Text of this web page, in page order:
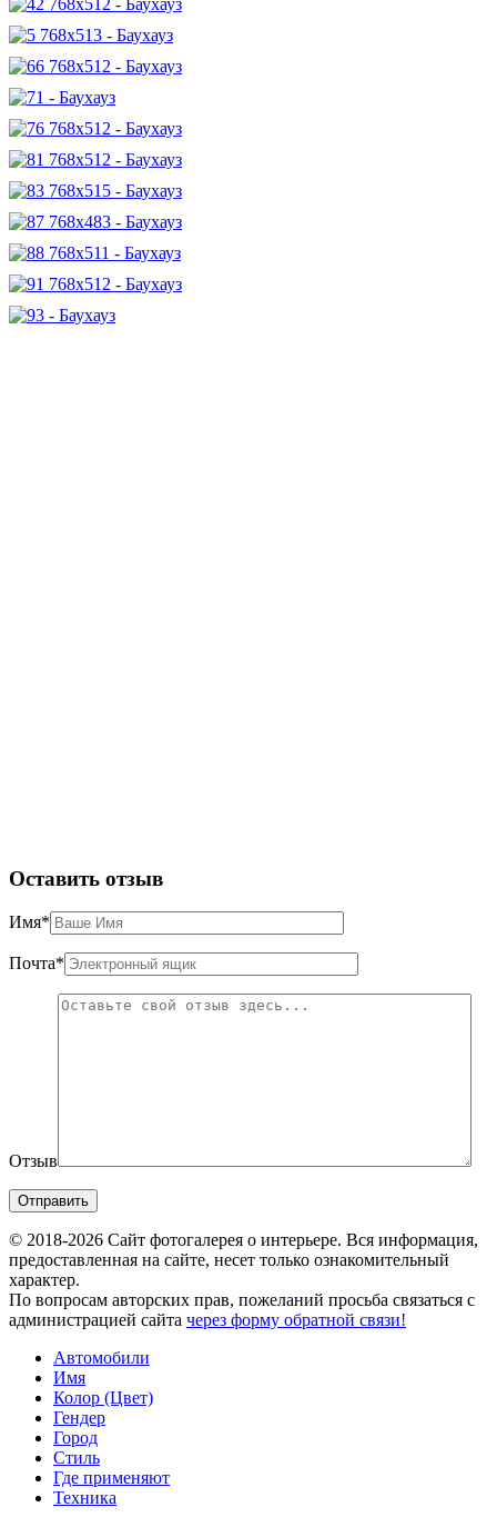
Оставить отзыв
Имя*
Почта*
Отзыв
© 2018-2026 Сайт фотогалерея о интерьере. Вся информация,
предоставленная на сайте, несет только ознакомительный
характер.
По вопросам авторских прав, пожеланий просьба связаться с
администрацией сайта через форму обратной связи!
Автомобили
Имя
Колор (Цвет)
Гендер
Город
Стиль
Где применяют
Техника